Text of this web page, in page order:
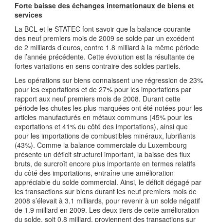
Forte baisse des échanges internationaux de biens et
services
La BCL et le STATEC font savoir que la balance courante
des neuf premiers mois de 2009 se solde par un excédent
de 2 milliards d’euros, contre 1.8 milliard à la même période
de l’année précédente. Cette évolution est la résultante de
fortes variations en sens contraire des soldes partiels.
Les opérations sur biens connaissent une régression de 23%
pour les exportations et de 27% pour les importations par
rapport aux neuf premiers mois de 2008. Durant cette
période les chutes les plus marquées ont été notées pour les
articles manufacturés en métaux communs (45% pour les
exportations et 41% du côté des importations), ainsi que
pour les importations de combustibles minéraux, lubrifiants
(43%). Comme la balance commerciale du Luxembourg
présente un déficit structurel important, la baisse des flux
bruts, de surcroît encore plus importante en termes relatifs
du côté des importations, entraîne une amélioration
appréciable du solde commercial. Ainsi, le déficit dégagé par
les transactions sur biens durant les neuf premiers mois de
2008 s’élevait à 3.1 milliards, pour revenir à un solde négatif
de 1.9 milliard en 2009. Les deux tiers de cette amélioration
du solde, soit 0.8 milliard, proviennent des transactions sur